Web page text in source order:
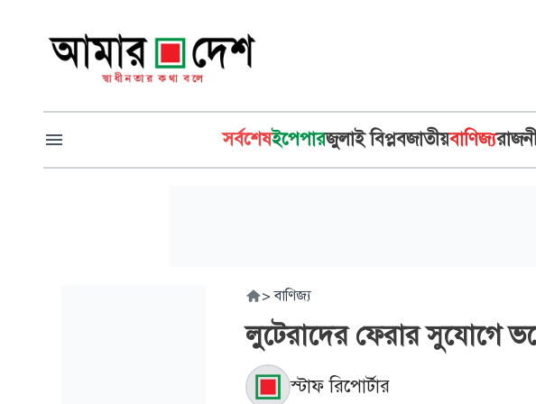
সর্বশেষইপেপারজুলাই বিপ্লবজাতীয়বাণিজ্য
> বাণিজ্য
লুটেরাদের ফেরার সুযোগে
স্টাফ রিপোর্টার